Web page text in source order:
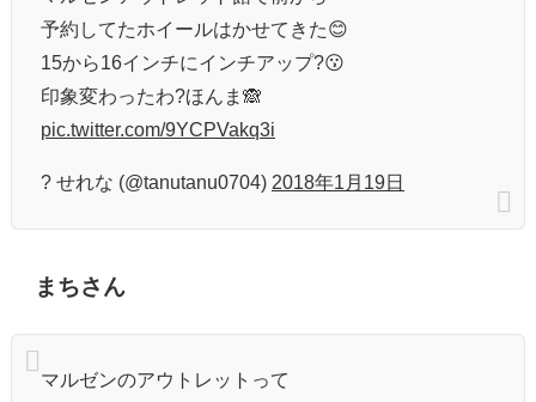
予約してたホイールはかせてきた😊
15から16インチにインチアップ?😗
印象変わったわ?ほんま🙈
pic.twitter.com/9YCPVakq3i
? せれな (@tanutanu0704) 2018年1月19日
まちさん
マルゼンのアウトレットって